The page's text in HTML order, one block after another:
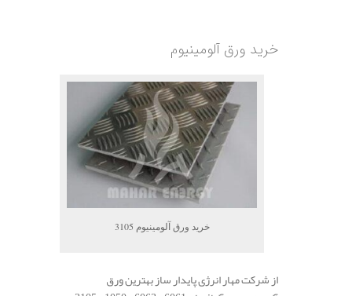
خرید ورق آلومینیوم
خرید ورق آلومینیوم 3105
از شرکت مهار انرژی پایدار ساز بهترین ورق